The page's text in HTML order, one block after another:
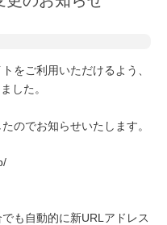
をご利用いただけるよう、
した。
のでお知らせいたします。
も自動的に新URLアドレス